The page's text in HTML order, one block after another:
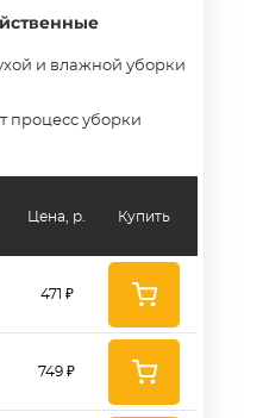
и влажной уборки
процесс уборки
Цена, р.
471 ₽
749 ₽
Купить